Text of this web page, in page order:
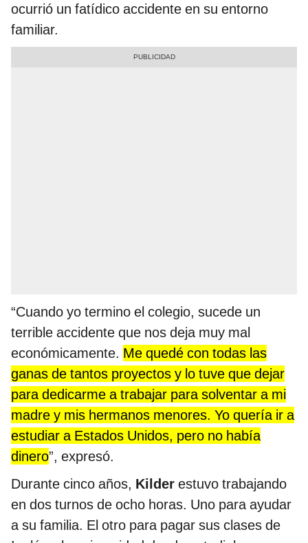
ocurrió un fatídico accidente en su entorno
familiar.
“Cuando yo termino el colegio, sucede un
terrible accidente que nos deja muy mal
económicamente. Me quedé con todas las
ganas de tantos proyectos y lo tuve que dejar
para dedicarme a trabajar para solventar a mi
madre y mis hermanos menores. Yo quería ir a
estudiar a Estados Unidos, pero no había
dinero”, expresó.
Durante cinco años, Kilder estuvo trabajando
en dos turnos de ocho horas. Uno para ayudar
a su familia. El otro para pagar sus clases de